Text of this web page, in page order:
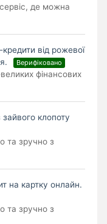
де можна
від рожевої
Верифіковано
фінансових
клопоту
та зручно з
на картку онлайн.
та зручно з